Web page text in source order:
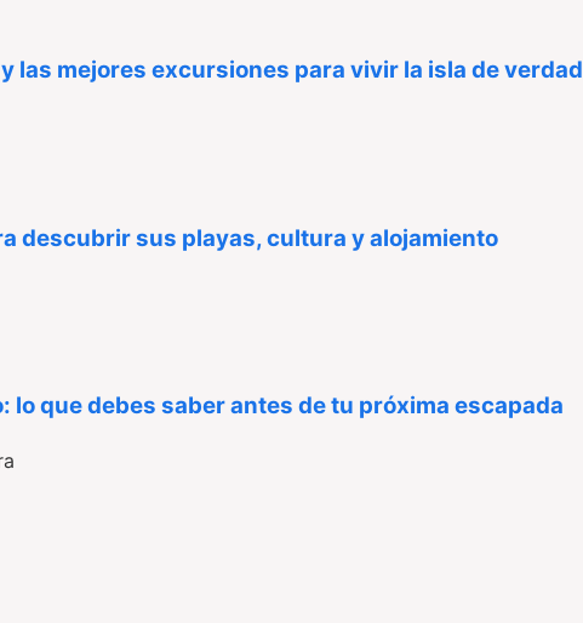
las mejores excursiones para vivir la isla de verdad
descubrir sus playas, cultura y alojamiento
lo que debes saber antes de tu próxima escapada